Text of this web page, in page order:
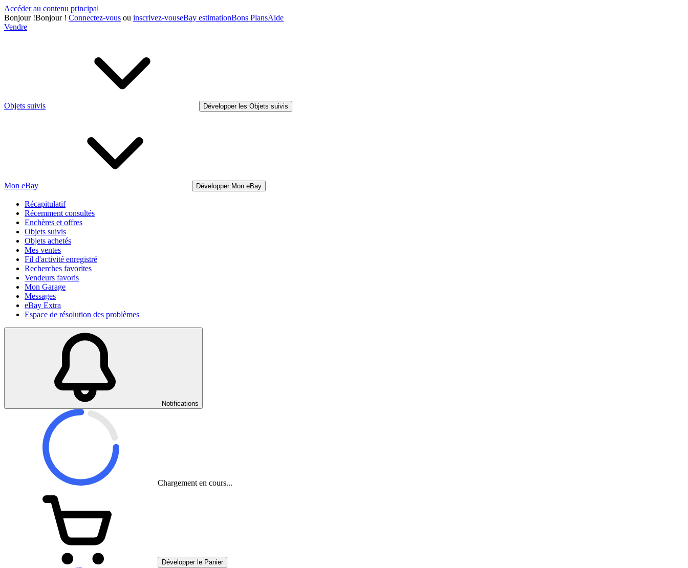
Accéder au contenu principal
Bonjour !Bonjour ! Connectez-vous ou inscrivez-vouseBay estimationBons PlansAide
Vendre
Objets suivis Développer les Objets suivis
Mon eBay Développer Mon eBay
Récapitulatif
Récemment consultés
Enchères et offres
Objets suivis
Objets achetés
Mes ventes
Fil d'activité enregistré
Recherches favorites
Vendeurs favoris
Mon Garage
Messages
eBay Extra
Espace de résolution des problèmes
Notifications
Chargement en cours...
Développer le Panier